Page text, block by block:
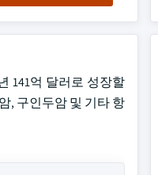
141억 달러로 성장할
, 구인두암 및 기타 항